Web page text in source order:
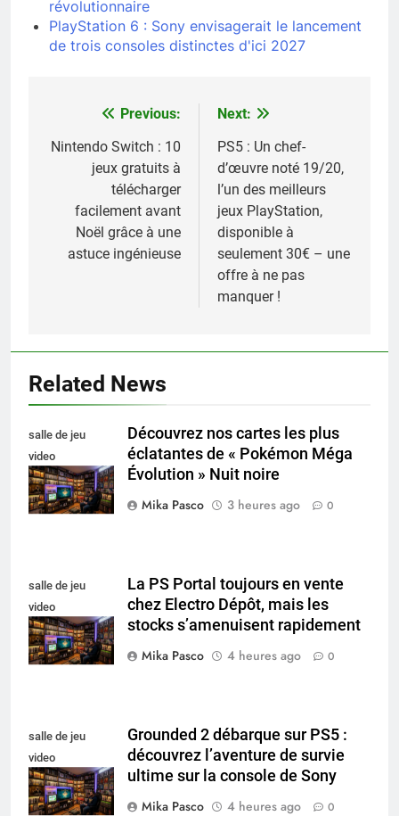
révolutionnaire
PlayStation 6 : Sony envisagerait le lancement
de trois consoles distinctes d'ici 2027
Navigation
de
l’article
Previous:
Nintendo Switch : 10
jeux gratuits à
télécharger
facilement avant
Noël grâce à une
astuce ingénieuse
Next:
PS5 : Un chef-
d’œuvre noté 19/20,
l’un des meilleurs
jeux PlayStation,
disponible à
seulement 30€ – une
offre à ne pas
manquer !
Related News
salle de jeu
video
collectionneur
Découvrez nos cartes les plus
éclatantes de « Pokémon Méga
Évolution » Nuit noire
Mika Pasco
3 heures ago 0
salle de jeu
video
collectionneur
La PS Portal toujours en vente
chez Electro Dépôt, mais les
stocks s’amenuisent rapidement
Mika Pasco
4 heures ago 0
salle de jeu
video
collectionneur
Grounded 2 débarque sur PS5 :
découvrez l’aventure de survie
ultime sur la console de Sony
Mika Pasco
4 heures ago 0